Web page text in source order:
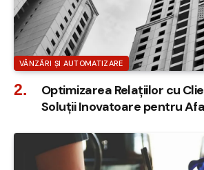
VÂNZĂRI ȘI AUTOMATIZARE
Optimizarea Relațiilor cu
Soluții Inovatoare pentru